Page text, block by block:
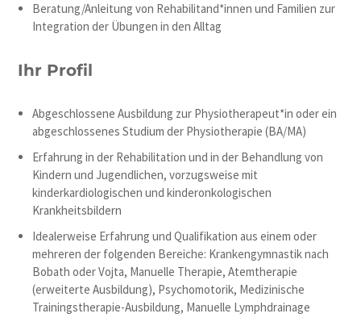
Beratung/Anleitung von Rehabilitand*innen und Familien zur
Integration der Übungen in den Alltag
Ihr Profil
Abgeschlossene Ausbildung zur Physiotherapeut*in oder ein
abgeschlossenes Studium der Physiotherapie (BA/MA)
Erfahrung in der Rehabilitation und in der Behandlung von
Kindern und Jugendlichen, vorzugsweise mit
kinderkardiologischen und kinderonkologischen
Krankheitsbildern
Idealerweise Erfahrung und Qualifikation aus einem oder
mehreren der folgenden Bereiche: Krankengymnastik nach
Bobath oder Vojta, Manuelle Therapie, Atemtherapie
(erweiterte Ausbildung), Psychomotorik, Medizinische
Trainingstherapie-Ausbildung, Manuelle Lymphdrainage